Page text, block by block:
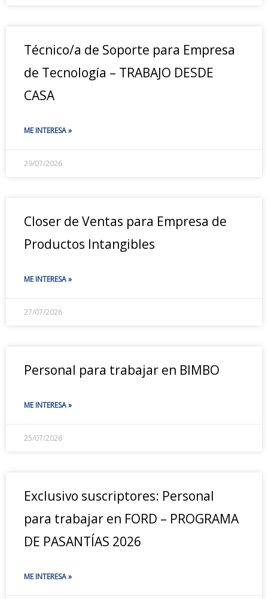
Técnico/a de Soporte para Empresa
de Tecnología – TRABAJO DESDE
CASA
ME INTERESA »
29/07/2026
Closer de Ventas para Empresa de
Productos Intangibles
ME INTERESA »
27/07/2026
Personal para trabajar en BIMBO
ME INTERESA »
25/07/2026
Exclusivo suscriptores: Personal
para trabajar en FORD – PROGRAMA
DE PASANTÍAS 2026
ME INTERESA »